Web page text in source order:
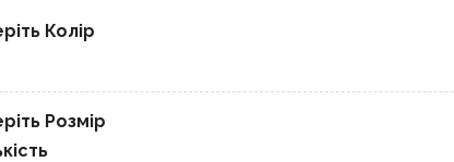
Колір
Розмір